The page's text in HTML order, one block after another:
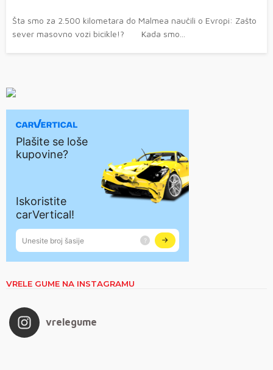
Šta smo za 2.500 kilometara do Malmea naučili o Evropi: Zašto
sever masovno vozi bicikle!? Kada smo...
VRELE GUME NA INSTAGRAMU
vrelegume